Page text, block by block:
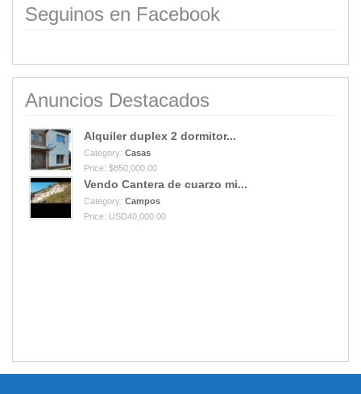
Seguinos en Facebook
Anuncios Destacados
Alquiler duplex 2 dormitor...
Category: Casas
Price: $850,000.00
Vendo Cantera de cuarzo mi...
Category: Campos
Price: USD40,000.00